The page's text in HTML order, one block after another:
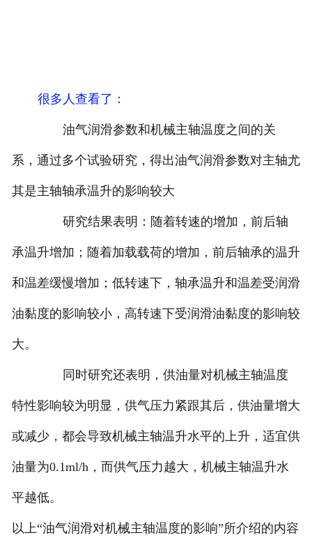
很多人查看了 ：
油气润滑参数和机械主轴温度之间的关
系，通过多个试验研究，得出油气润滑参数对主轴尤
其是主轴轴承温升的影响较大
研究结果表明：随着转速的增加，前后轴
承温升增加；随着加载载荷的增加，前后轴承的温升
和温差缓慢增加；低转速下，轴承温升和温差受润滑
油黏度的影响较小，高转速下受润滑油黏度的影响较
大。
同时研究还表明，供油量对机械主轴温度
特性影响较为明显，供气压力紧跟其后，供油量增大
或减少，都会导致机械主轴温升水平的上升，适宜供
油量为0.1ml/h，而供气压力越大，机械主轴温升水
平越低。
以上“油气润滑对机械主轴温度的影响”所介绍的内容